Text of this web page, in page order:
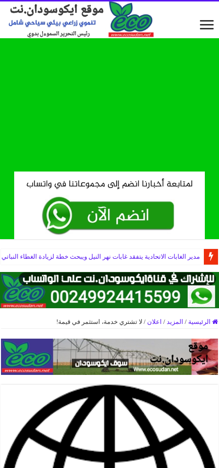
مدير الغابات الاتحادية يتفقد غابات نهر النيل ويبحث خطة لزيادة الغطاء النباتي
الرئيسية / المزيد / اعلان / ​لا تشتري خدمة، استثمر في قيمة!